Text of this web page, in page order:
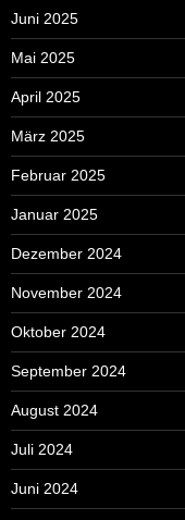
Juni 2025
Mai 2025
April 2025
März 2025
Februar 2025
Januar 2025
Dezember 2024
November 2024
Oktober 2024
September 2024
August 2024
Juli 2024
Juni 2024